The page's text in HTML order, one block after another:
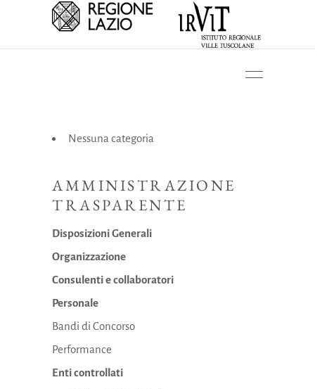
Nessuna categoria
AMMINISTRAZIONE
TRASPARENTE
Disposizioni Generali
Organizzazione
Consulenti e collaboratori
Personale
Bandi di Concorso
Performance
Enti controllati